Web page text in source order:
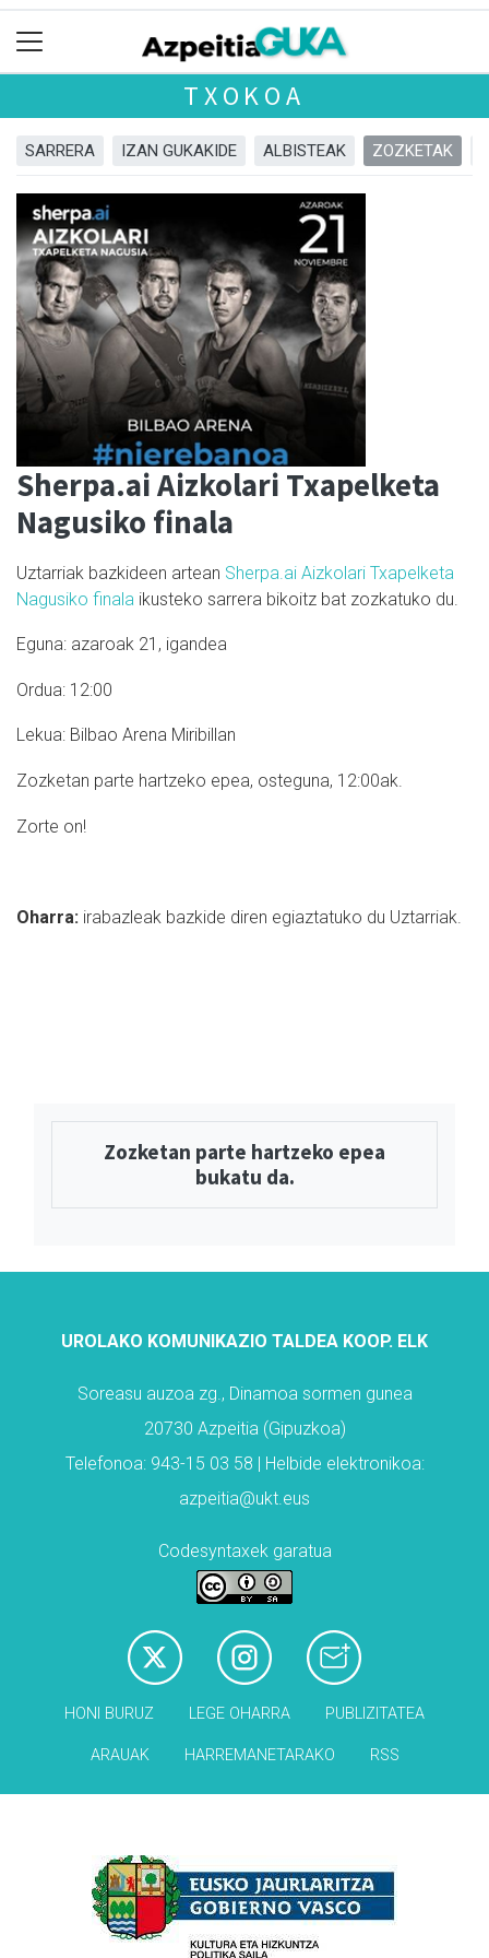
TXOKOA
SARRERA IZAN GUKAKIDE ALBISTEAK ZOZKETAK
Sherpa.ai Aizkolari Txapelketa
Nagusiko finala
Uztarriak bazkideen artean Sherpa.ai Aizkolari Txapelketa
Nagusiko finala ikusteko sarrera bikoitz bat zozkatuko du.
Eguna: azaroak 21, igandea
Ordua: 12:00
Lekua: Bilbao Arena Miribillan
Zozketan parte hartzeko epea, osteguna, 12:00ak.
Zorte on!
Oharra: irabazleak bazkide diren egiaztatuko du Uztarriak.
Zozketan parte hartzeko epea
bukatu da.
UROLAKO KOMUNIKAZIO TALDEA KOOP. ELK
Soreasu auzoa zg., Dinamoa sormen gunea
20730 Azpeitia (Gipuzkoa)
Telefonoa: 943-15 03 58 | Helbide elektronikoa:
azpeitia@ukt.eus
Codesyntaxek garatua
HONI BURUZ LEGE OHARRA PUBLIZITATEA
ARAUAK HARREMANETARAKO RSS